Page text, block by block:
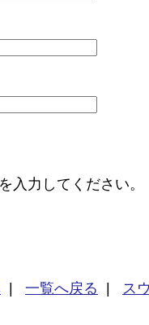
入力してください。
| 一覧へ戻る | ス